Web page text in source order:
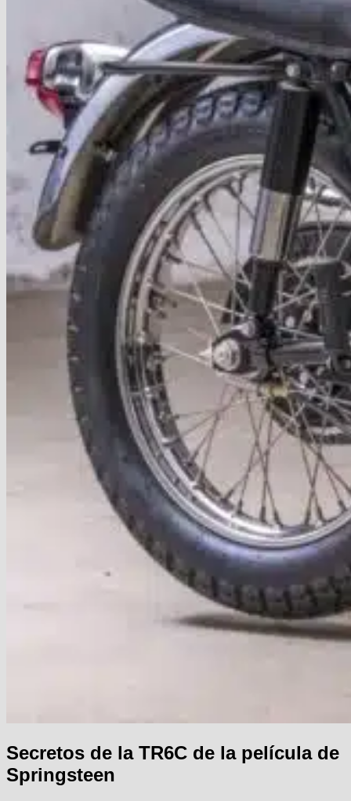
Secretos de la TR6C de la película de
Springsteen